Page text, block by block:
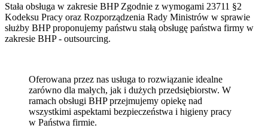
Stała obsługa w zakresie BHP Zgodnie z wymogami 23711 §2
Kodeksu Pracy oraz Rozporządzenia Rady Ministrów w sprawie
służby BHP proponujemy państwu stałą obsługę państwa firmy w
zakresie BHP - outsourcing.
Oferowana przez nas usługa to rozwiązanie idealne
zarówno dla małych, jak i dużych przedsiębiorstw. W
ramach obsługi BHP przejmujemy opiekę nad
wszystkimi aspektami bezpieczeństwa i higieny pracy
w Państwa firmie.